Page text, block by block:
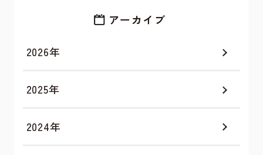
アーカイブ
2026年
2025年
2024年